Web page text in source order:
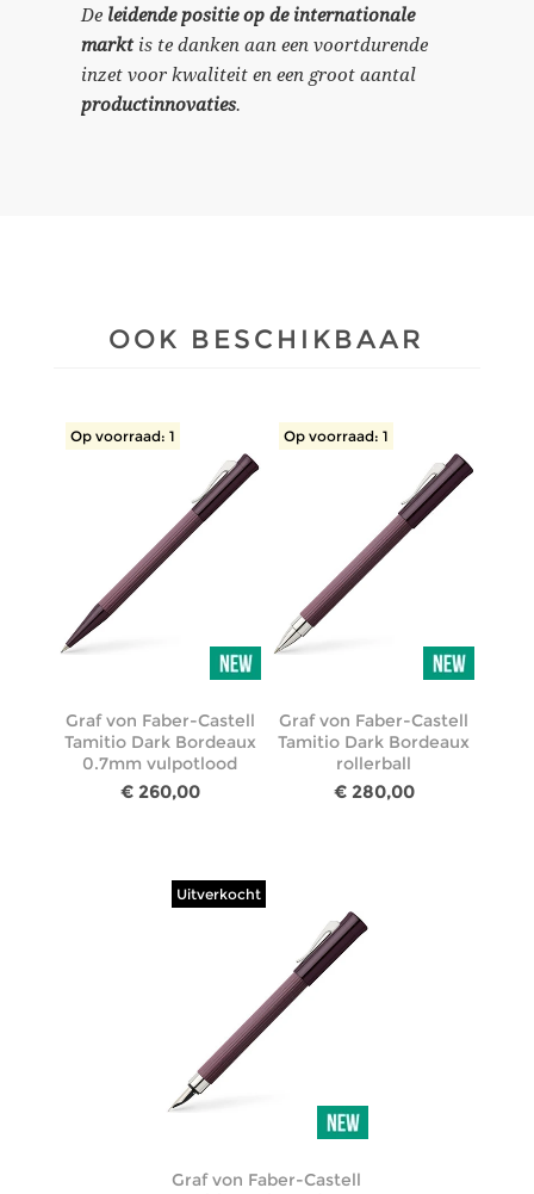
De leidende positie op de internationale
marktis te danken aan een voortdurende
inzet voor kwaliteit en een groot aantal
productinnovaties.
OOK BESCHIKBAAR
Op voorraad: 1
Graf von Faber-Castell
Tamitio Dark Bordeaux
0.7mm vulpotlood
€ 260,00
Op voorraad: 1
Graf von Faber-Castell
Tamitio Dark Bordeaux
rollerball
€ 280,00
Uitverkocht
Graf von Faber-Castell